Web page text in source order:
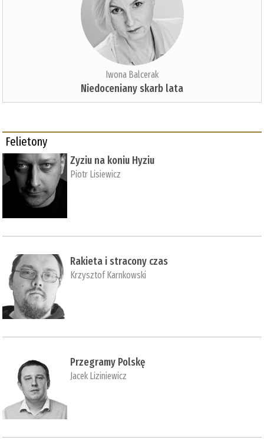
Iwona Balcerak
Niedoceniany skarb lata
Felietony
Zyziu na koniu Hyziu
Piotr Lisiewicz
Rakieta i stracony czas
Krzysztof Karnkowski
Przegramy Polskę
Jacek Liziniewicz